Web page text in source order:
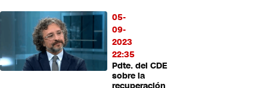
05-
09-
2023
22:35
Pdte. del CDE
sobre la